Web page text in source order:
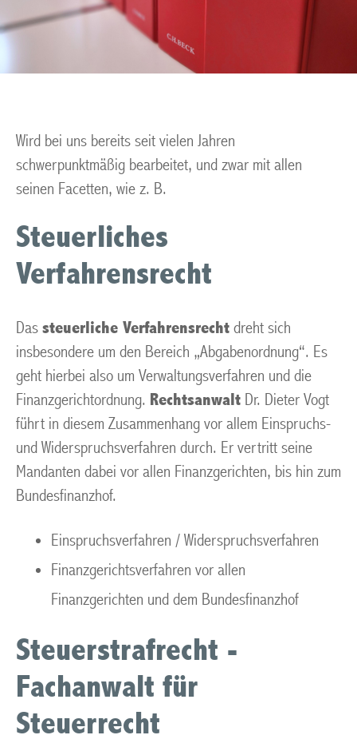
Wird bei uns bereits seit vielen Jahren
schwerpunktmäßig bearbeitet, und zwar mit allen
seinen Facetten, wie z. B.
Steuerliches
Verfahrensrecht
Das steuerliche Verfahrensrecht dreht sich
insbesondere um den Bereich „Abgabenordnung“. Es
geht hierbei also um Verwaltungsverfahren und die
Finanzgerichtordnung. Rechtsanwalt Dr. Dieter Vogt
führt in diesem Zusammenhang vor allem Einspruchs-
und Widerspruchsverfahren durch. Er vertritt seine
Mandanten dabei vor allen Finanzgerichten, bis hin zum
Bundesfinanzhof.
Einspruchsverfahren / Widerspruchsverfahren
Finanzgerichtsverfahren vor allen
Finanzgerichten und dem Bundesfinanzhof
Steuerstrafrecht -
Fachanwalt für
Steuerrecht